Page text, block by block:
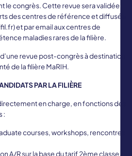
le congrès. Cette revue sera validée
des centres de référence et diffusée
et par email aux centres de
maladies rares de la filière.
revue post-congrès à destination
de la filière MaRIH.
PAR LA FILIÈRE
en charge, en fonctions des
:
courses, workshops, rencontres
A/R sur la base du tarif 2ème classe,